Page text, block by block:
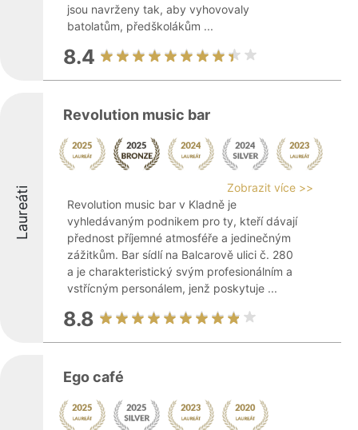
jsou navrženy tak, aby vyhovovaly
batolatům, předškolákům ...
8.4
Laureáti
Revolution music bar
Zobrazit více >>
Revolution music bar v Kladně je
vyhledávaným podnikem pro ty, kteří dávají
přednost příjemné atmosféře a jedinečným
zážitkům. Bar sídlí na Balcarově ulici č. 280
a je charakteristický svým profesionálním a
vstřícným personálem, jenž poskytuje ...
8.8
Ego café